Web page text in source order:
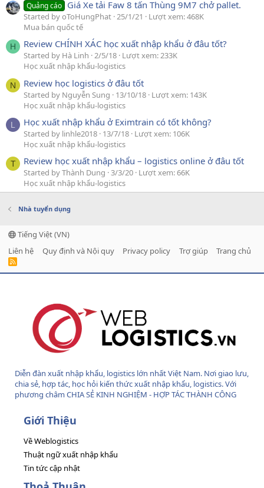
Quảng cáo Giá Xe tải Faw 8 tấn Thùng 9M7 chở pallet.
Started by oToHungPhat 25/1/21
Lượt xem: 468K
Mua bán quốc tế
H Review CHÍNH XÁC học xuất nhập khẩu ở đâu tốt?
Started by Hà Linh 2/5/18 Lượt xem: 233K
Học xuất nhập khẩu-logistics
N Review học logistics ở đâu tốt
Started by Nguyễn Sung 13/10/18 Lượt xem: 143K
Học xuất nhập khẩu-logistics
L Học xuất nhập khẩu ở Eximtrain có tốt không?
Started by linhle2018 13/7/18 Lượt xem: 106K
Học xuất nhập khẩu-logistics
T Review học xuất nhập khẩu – logistics online ở đâu tốt
Started by Thành Dung 3/3/20 Lượt xem: 66K
Học xuất nhập khẩu-logistics
Nhà tuyển dụng
Tiếng Việt (VN)
Liên hệ
Quy định và Nội quy Privacy policy Trợ giúp Trang chủ
R
Diễn đàn xuất nhập khẩu, logistics lớn nhất Việt Nam. Nơi giao lưu,
chia sẻ, hợp tác, học hỏi kiến thức xuất nhập khẩu, logistics. Với
phương châm CHIA SẺ KINH NGHIỆM - HỢP TÁC THÀNH CÔNG
Giới Thiệu
Về Weblogistics
Thuật ngữ xuất nhập khẩu
Tin tức cập nhật